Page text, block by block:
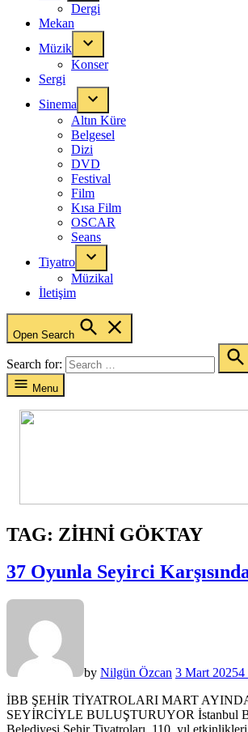
Dergi
Mekan
Müzik
Konser
Sergi
Sinema
Altın Küre
Belgesel
Dizi
DVD
Festival
Film
Kısa Film
OSCAR
Seans
Tiyatro
Müzikal
İletişim
Open Search
Search for:
Menu
TAG: ZIHNI GÖKTAY
37 Oyunla Seyirci
by Nilgün Özcan 3 Mart 20254
İBB ŞEHİR TİYATROLARI MART
SEYİRCİYLE BULUŞTURUYOR İstanbul